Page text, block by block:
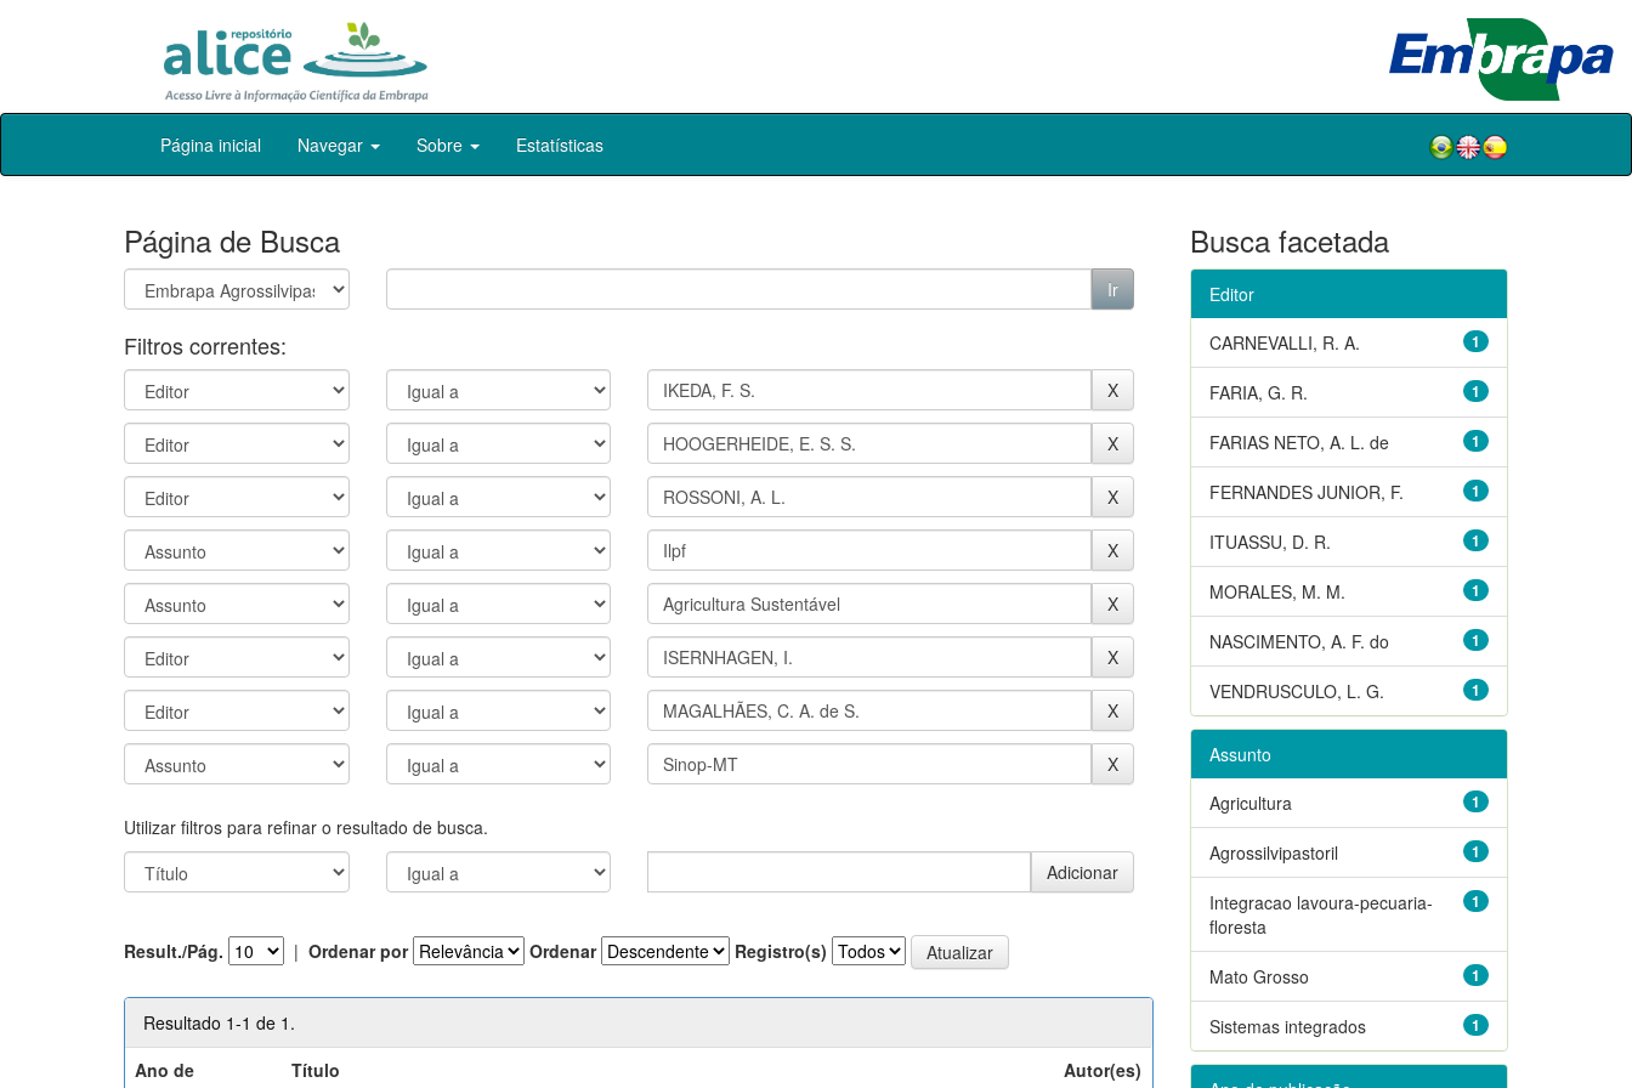
Skip
Página inicial Navegar Sobre Estatísticas
Página de Busca
Filtros correntes:
Utilizar filtros para refinar o resultado de busca.
Result./Pág. | Ordenar por Ordenar Registro(s)
Resultado 1-1 de 1.
Ano de
Título Autor(es)
Busca facetada
Editor
1
CARNEVALLI, R. A.
1
FARIA, G. R.
1
FARIAS NETO, A. L. de
1
FERNANDES JUNIOR, F.
1
ITUASSU, D. R.
1
MORALES, M. M.
1
NASCIMENTO, A. F. do
1
VENDRUSCULO, L. G.
Assunto
1
Agricultura
1
Agrossilvipastoril
1
Integracao lavoura-pecuaria-
floresta
1
Mato Grosso
1
Sistemas integrados